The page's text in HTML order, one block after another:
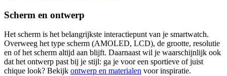
Scherm en ontwerp
Het scherm is het belangrijkste interactiepunt van je smartwatch.
Overweeg het type scherm (AMOLED, LCD), de grootte, resolutie
en of het scherm altijd aan blijft. Daarnaast wil je waarschijnlijk ook
dat het ontwerp past bij je stijl: ga je voor een sportieve of juist
chique look? Bekijk ontwerp en materialen voor inspiratie.